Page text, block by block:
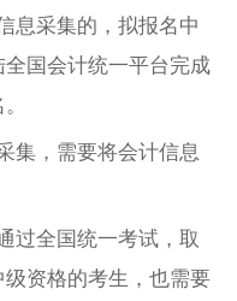
息采集的，拟报名中
国会计统一平台完成
集，需要将会计信息
过全国统一考试，取
资格的考生，也需要